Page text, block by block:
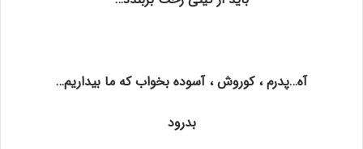
آه…پدرم ، کوروش ، آسوده بخواب که ما بیداریم…
بدرود